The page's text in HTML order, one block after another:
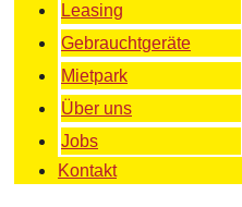
Leasing
Gebrauchtgeräte
Mietpark
Über uns
Jobs
Kontakt